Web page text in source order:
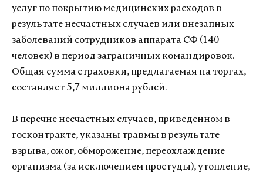
услуг по покрытию медицинских расходов в
результате несчастных случаев или внезапных
заболеваний сотрудников аппарата СФ (140
человек) в период заграничных командировок.
Общая сумма страховки, предлагаемая на торгах,
составляет 5,7 миллиона рублей.
В перечне несчастных случаев, приведенном в
госконтракте, указаны травмы в результате
взрыва, ожог, обморожение, переохлаждение
организма (за исключением простуды), утопление,